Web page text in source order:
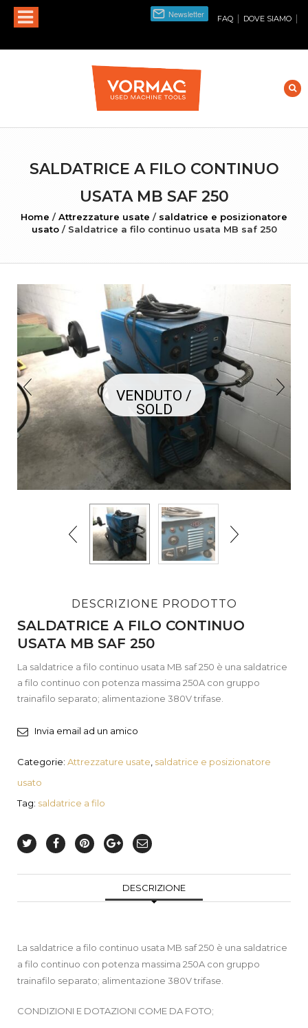
FAQ | DOVE SIAMO |
SALDATRICE A FILO CONTINUO
USATA MB SAF 250
Home / Attrezzature usate / saldatrice e posizionatore
usato /Saldatrice a filo continuo usata MB saf 250
VENDUTO /
SOLD
DESCRIZIONE PRODOTTO
SALDATRICE A FILO CONTINUO
USATA MB SAF 250
La saldatrice a filo continuo usata MB saf 250 è una saldatrice
a filo continuo con potenza massima 250A con gruppo
trainafilo separato; alimentazione 380V trifase.
Invia email ad un amico
Categorie: Attrezzature usate saldatrice e posizionatore
usato
Tag: saldatrice a filo
DESCRIZIONE
La saldatrice a filo continuo usata MB saf 250 è una saldatrice
a filo continuo con potenza massima 250A con gruppo
trainafilo separato; alimentazione 380V trifase.
CONDIZIONI E DOTAZIONI COME DA FOTO;